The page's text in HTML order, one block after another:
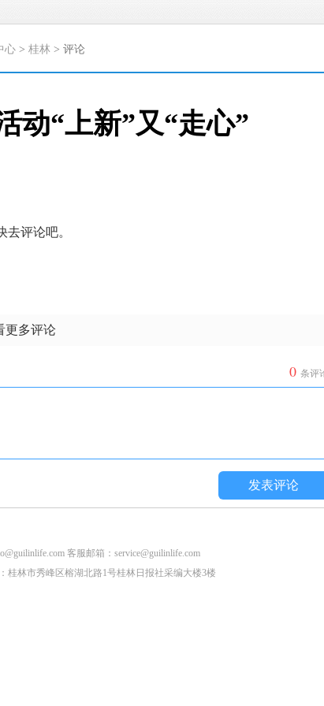
心 > 桂林 > 评论
动“上新”又“走心”
去评论吧。
更多评论
0 条评
发表评论
客服邮箱：service@guilinlife.com
桂林市秀峰区榕湖北路1号桂林日报社采编大楼3楼